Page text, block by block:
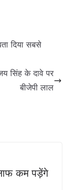
दिया सबसे
सिंह के दावे पर
बीजेपी लाल
कम पड़ेंगे